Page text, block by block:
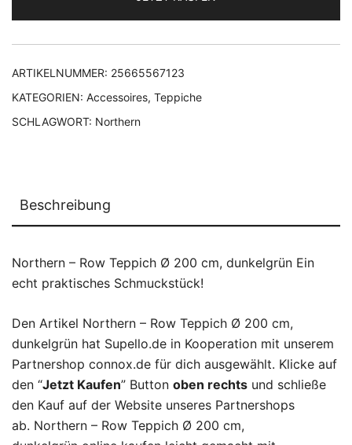
ARTIKELNUMMER: 25665567123
KATEGORIEN: Accessoires, Teppiche
SCHLAGWORT: Northern
Beschreibung
Northern – Row Teppich Ø 200 cm, dunkelgrün Ein
echt praktisches Schmuckstück!
Den Artikel Northern – Row Teppich Ø 200 cm,
dunkelgrün hat Supello.de in Kooperation mit unserem
Partnershop connox.de für dich ausgewählt. Klicke auf
den “Jetzt Kaufen” Button oben rechts und schließe
den Kauf auf der Website unseres Partnershops
ab. Northern – Row Teppich Ø 200 cm,